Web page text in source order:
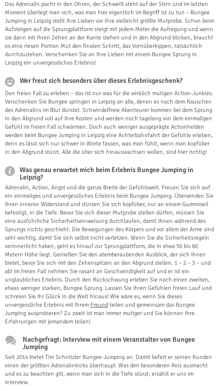
Das Adrenalin pocht in den Ohren, der Schweiß steht auf der Stirn und im letzten
Moment überlegt man sich, was man hier eigentlich im Begriff ist zu tun – Bungee
Jumping in Leipzig stellt Ihre Lieben vor ihre vielleicht größte Mutprobe. Schon beim
Aufsteigen auf die Sprungplattform steigt mit jedem Meter die Aufregung und wenn
sie dann mit ihren Zehen an der Kante stehen und in den Abgrund blicken, braucht
es eine riesen Portion Mut den finalen Schritt, das Vornüberkippen, tatsächlich
durchzuziehen. Verschenken Sie an Ihre Lieben mit einem Bungee Sprung in
Leipzig ein unvergessliches Erlebnis!
Wer freut sich besonders über dieses Erlebnisgeschenk?
Den freien Fall zu erleben – das ist nur was für die wirklich mutigen Action-Junkies.
Verschenken Sie Bungee springen in Leipzig an alle, denen es nach dem Rauschen
des Adrenalins im Blut dürstet. Schwindelfreie Abenteurer kommen bei dem Sprung
in den Abgrund voll auf ihre Kosten und werden noch tagelang von dem einmaligen
Gefühl im freien Fall schwärmen. Doch auch weniger ausgeprägte Actionhelden
werden beim Bungee Jumping in Leipzig eine Achterbahnfahrt der Gefühle erleben,
denn es lässt sich nur schwer in Worte fassen, was man fühlt, wenn man kopfüber
in den Abgrund stürzt. Alle die über sich hinauswachsen wollen, sind hier richtig!
Was genau erwartet mich beim Erlebnis Bungee Jumping in
Leipzig?
Adrenalin, Action, Angst und die ganze Breite der Gefühlswelt. Freuen Sie sich auf
ein einmaliges und unvergessliches Erlebnis beim Bungee Jumping. Überwinden Sie
Ihren inneren Widerstand und stürzen Sie sich kopfüber, nur an einem Gummiseil
befestigt, in die Tiefe. Bevor Sie sich dieser Mutprobe stellen dürfen, müssen Sie
eine ausführliche Sicherheitseinweisung durchlaufen, damit Ihnen während des
Sprungs nichts geschieht. Die Bewegungen des Körpers und vor allem der Arme sind
sehr wichtig, damit Sie sich selbst nicht verletzen. Wenn Sie die Sicherheitsregeln
verinnerlicht haben, geht es hinauf zur Sprungplattform, die in etwa 50 bis 60
Metern Höhe liegt. Genießen Sie den atemberaubenden Ausblick, der sich Ihnen
bietet, bevor Sie sich mit den Zehenspitzen an den Abgrund stellen. 1 – 2 – 3 – und
ab! Im freien Fall nehmen Sie rasant an Geschwindigkeit auf und er ist ein
unglaubliches Erlebnis. Durch den Rückschwung erleben Sie noch einen zweiten,
etwas weniger starken, Bungee Sprung. Lassen Sie Ihren Gefühlen freien Lauf und
schreien Sie Ihr Glück in die Welt hinaus! Wie wäre es, wenn Sie dieses
unvergessliche Erlebnis mit Ihrem Freund teilen und gemeinsam das Bungee
Jumping ausprobieren? Zu zweit ist man immer mutiger und Sie können Ihre
Erfahrungen mit jemandem teilen!
Nachgefragt: Interview mit einem Veranstalter von Bungee
Jumping
Seit 2014 bietet Tim Schnitzler Bungee-Jumping an. Damit liefert er seinen Kunden
einen der größten Adrenalinkicks überhaupt. Was den besonderen Reiz ausmacht
und es zu beachten gilt, wenn man sich in die Tiefe stürzt, erzählt er uns im
Interview.